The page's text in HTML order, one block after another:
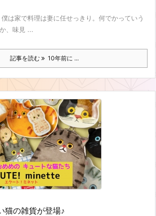
は家で料理は妻に任せっきり。何でかっていう
、味見 ...
記事を読む 10年前に ...
猫の雑貨が登場♪